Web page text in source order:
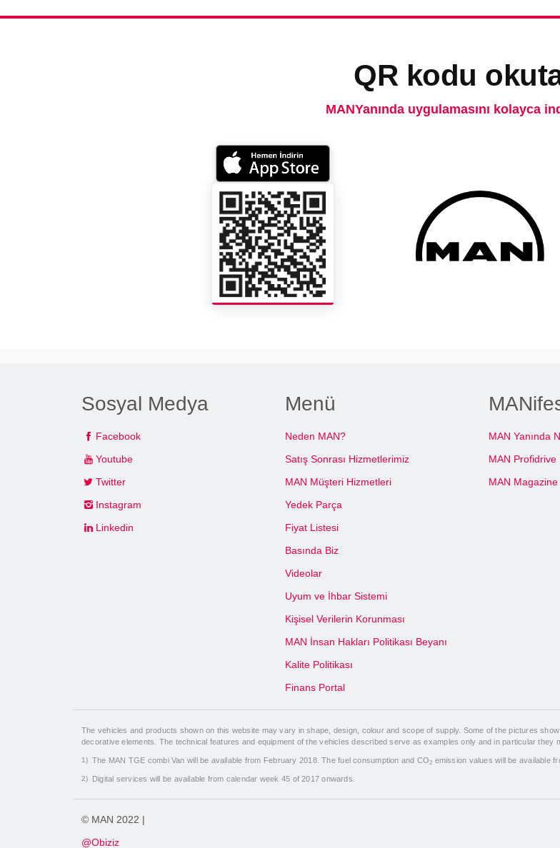
QR kodu
MANYanında uygulamasını kolayca
Sosyal Medya
Facebook
Youtube
Twitter
Instagram
Linkedin
Menü
Neden MAN?
Satış Sonrası Hizmetlerimiz
MAN Müşteri Hizmetleri
Yedek Parça
Fiyat Listesi
Basında Biz
Videolar
Uyum ve İhbar Sistemi
Kişisel Verilerin Korunması
MAN İnsan Hakları Politikası Beyanı
Kalite Politikası
Finans Portal
MAN Yanında
MAN Profidrive
MAN Magazine
The vehicles and products shown on this website may vary in shape, design, colour and scope of supply. Some of the pictures
decorative elements. The technical features and equipment of the vehicles described serve as examples only and in particular
The MAN TGE combi Van will be available from February 2018. The fuel consumption and CO2 emission values will be available
Digital services will be available from calendar week 45 of 2017 onwards.
© MAN 2022 |
@Obiziz